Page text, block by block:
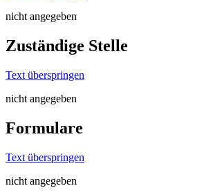
nicht angegeben
Zuständige Stelle
Text überspringen
nicht angegeben
Formulare
Text überspringen
nicht angegeben